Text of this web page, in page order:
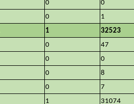
0
0
0
1
1
32523
0
47
0
0
0
8
0
7
1
31074